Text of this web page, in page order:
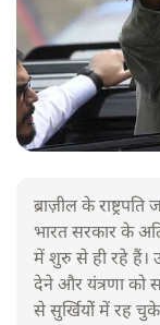
ब्राज़ील के
भारत सरकार के
में शुरु से ही रहे हैं।
देने और यंत्रणा
से सुर्खियोें में रह